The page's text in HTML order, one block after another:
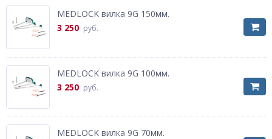
MEDLOCK вилка 9G 150мм.
3 250 руб.
MEDLOCK вилка 9G 100мм.
3 250 руб.
MEDLOCK вилка 9G 70мм.